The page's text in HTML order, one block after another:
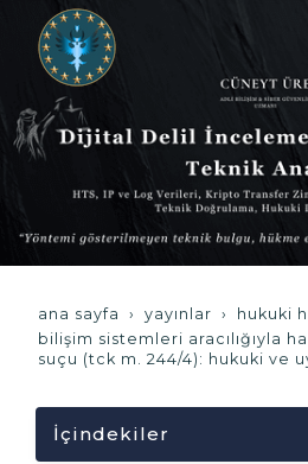
ana sayfa yayınlar
hukuki
bilişim sistemleri aracılığıyla
suçu (tck m. 244/4): hukuki ve
İçindekiler